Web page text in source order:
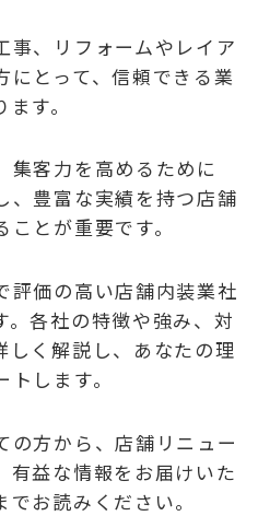
事、リフォームやレイア
にとって、信頼できる業
す。
集客力を高めるために
、豊富な実績を持つ店舗
とが重要です。
評価の高い店舗内装業社
。各社の特徴や強み、対
しく解説し、あなたの理
します。
の方から、店舗リニュー
有益な情報をお届けいた
お読みください。